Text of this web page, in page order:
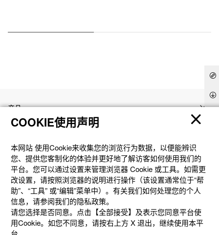
产品
资讯
社交媒体
COOKIE使用声明
本网站 使⽤Cookie来收集您的浏览⾏为数据，以便能辨识
您、提供您客制化的体验并更好地了解访客如何使⽤我们的
平台。您可以通过设置来管理浏览器 Cookie 或⼯具。如需更
改设置，请按照浏览器的说明进⾏操作（该设置通常位于“帮
助”、“⼯具” 或“编辑”菜单中）。有关我们如何处理您的个⼈
信息，请参阅我们的隐私政策。
请您选择是否同意。点击【全部接受】及表示您同意平台使
用Cookie。如您不同意，请按右上⽅ X 退出，继续使⽤本平